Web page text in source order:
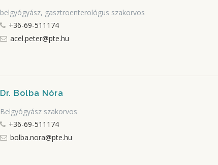
belgyógyász, gasztroenterológus szakorvos
+36-69-511174
acel.peter@pte.hu
Dr. Bolba Nóra
Belgyógyász szakorvos
+36-69-511174
bolba.nora@pte.hu